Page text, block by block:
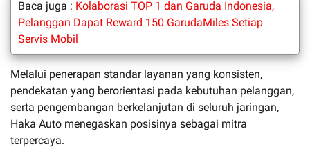
Baca juga : Kolaborasi TOP 1 dan Garuda Indonesia,
Pelanggan Dapat Reward 150 GarudaMiles Setiap
Servis Mobil
Melalui penerapan standar layanan yang konsisten,
pendekatan yang berorientasi pada kebutuhan pelanggan,
serta pengembangan berkelanjutan di seluruh jaringan,
Haka Auto menegaskan posisinya sebagai mitra
terpercaya.